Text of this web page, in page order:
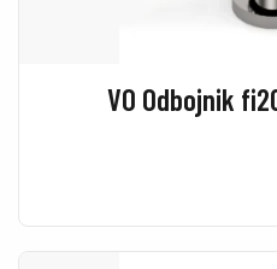
VO Odbojnik